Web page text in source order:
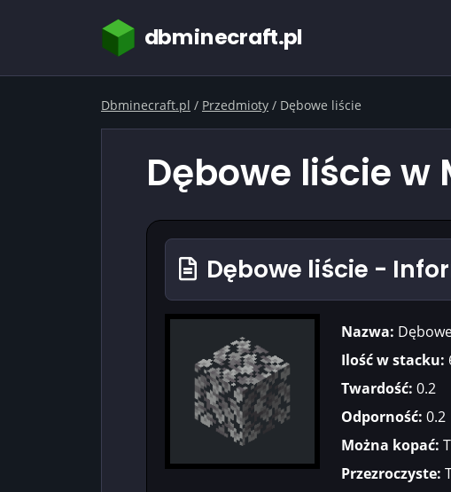
dbminecraft.pl
Dbminecraft.pl / Przedmioty / Dębowe liście
Dębowe liście w
Dębowe liście -
Nazwa:
Ilość w stacku:
Twardość: 0.2
Odporność: 0.2
Można kopać:
Przezroczyste: